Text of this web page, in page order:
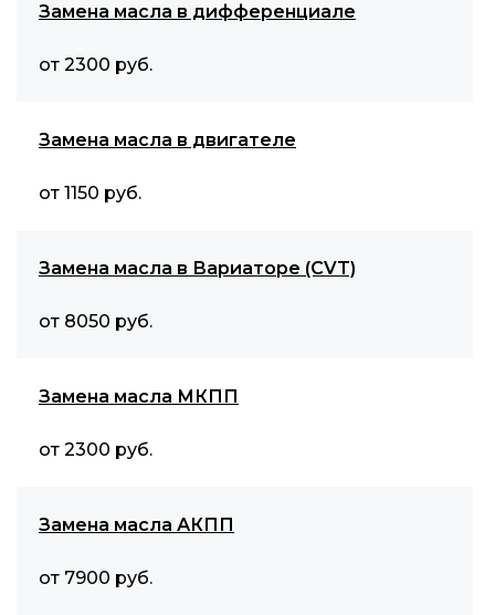
Замена масла в дифференциале
от 2300 руб.
Замена масла в двигателе
от 1150 руб.
Замена масла в Вариаторе (CVT)
от 8050 руб.
Замена масла МКПП
от 2300 руб.
Замена масла АКПП
от 7900 руб.